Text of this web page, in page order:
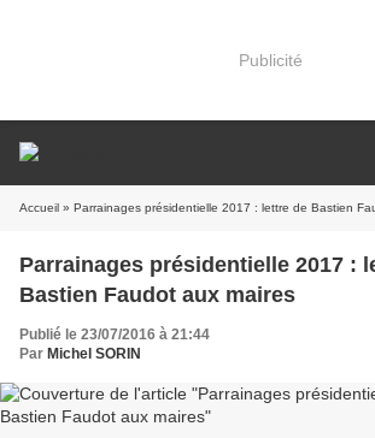
Publicité
Accueil » Parrainages présidentielle 2017 : lettre de Bastien
Parrainages présidentielle 2017 :
Bastien Faudot aux maires
Publié le 23/07/2016 à 21:44
Par Michel SORIN